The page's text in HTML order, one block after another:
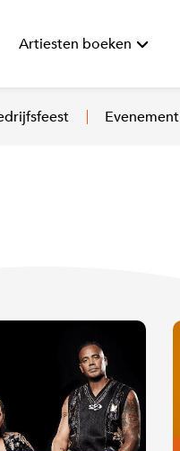
Artiesten boeken
Evenement